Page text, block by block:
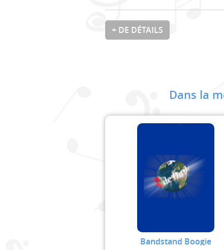
+ DE DÉTAILS
Dans la
Bandstand Boogie